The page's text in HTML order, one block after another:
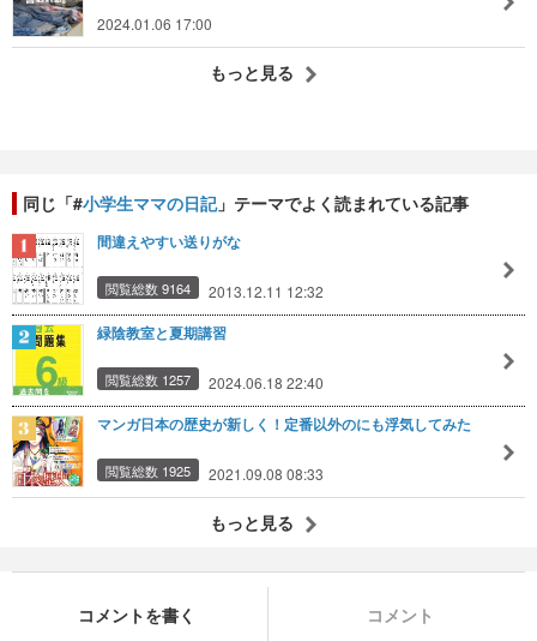
2024.01.06 17:00
もっと見る
同じ「#小学生ママの日記」テーマでよく読まれている記事
間違えやすい送りがな
閲覧総数 9164 2013.12.11 12:32
緑陰教室と夏期講習
閲覧総数 1257 2024.06.18 22:40
マンガ日本の歴史が新しく！定番以外のにも浮気してみた
閲覧総数 1925 2021.09.08 08:33
もっと見る
コメントを書く コメント